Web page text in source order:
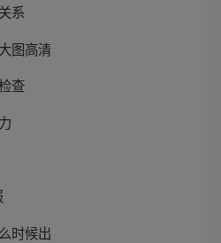
系
图高清
查
时候出